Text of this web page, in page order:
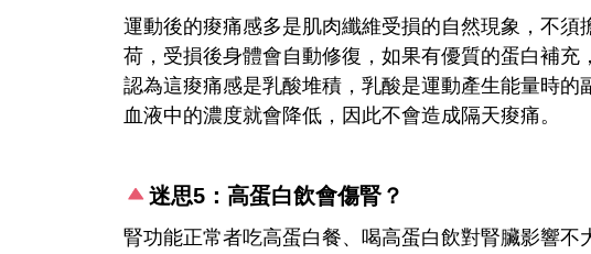
運動後的痠痛感多是肌肉纖維受損的自然現象，不須
荷，受損後身體會自動修復，如果有優質的蛋白補
認為這痠痛感是乳酸堆積，乳酸是運動產生能量時的
血液中的濃度就會降低，因此不會造成隔天痠痛。
迷思5：高蛋白飲會傷腎？
腎功能正常者吃高蛋白餐、喝高蛋白飲對腎臟影響不